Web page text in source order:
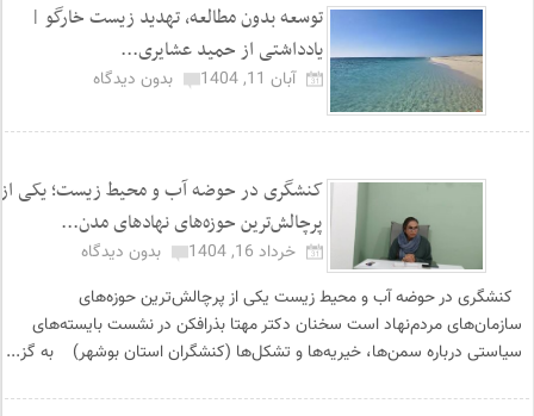
توسعه بدون مطالعه، تهدید زیست خارگو |
یادداشتی از حمید عشایری...
آبان 11, 1404 بدون دیدگاه
کنشگری در حوضه آب و محیط زیست؛ یکی از
پرچالش‌ترین حوزه‌های نهادهای مدن...
خرداد 16, 1404
بدون دیدگاه
کنشگری در حوضه آب و محیط زیست یکی از پرچالش‌ترین حوزه‌های
سازمان‌های مردم‌نهاد است سخنان دکتر مهتا بذرافکن در نشست بایسته‌های
سیاستی درباره سمن‌ها، خیریه‌ها و تشکل‌ها (کنشگران استان بوشهر) به گز...